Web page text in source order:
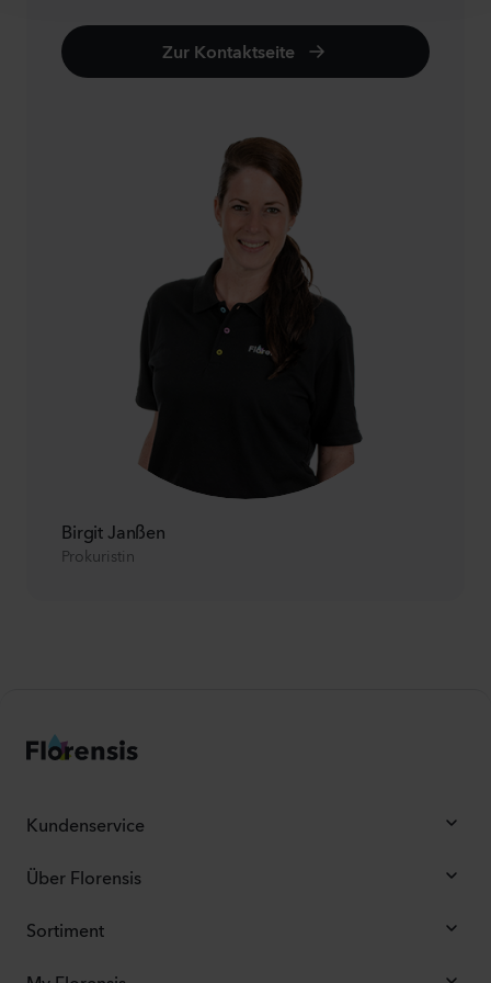
Zur Kontaktseite
Birgit Janßen
Prokuristin
Kundenservice
Über Florensis
Sortiment